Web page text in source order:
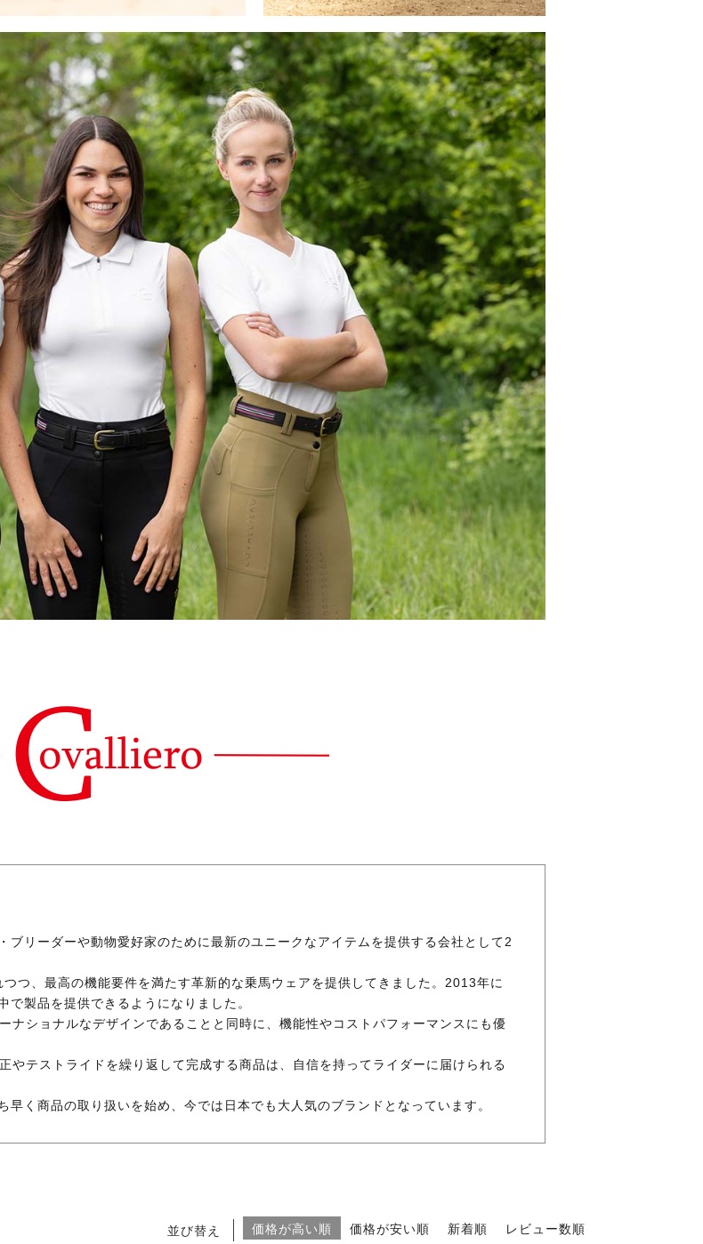
リーダーや動物愛好家のために最新のユニークなアイテムを提供する会社として2
つ、最高の機能要件を満たす革新的な乗馬ウェアを提供してきました。2013年に
製品を提供できるようになりました。
ナショナルなデザインであることと同時に、機能性やコストパフォーマンスにも優
やテストライドを繰り返して完成する商品は、自信を持ってライダーに届けられる
く商品の取り扱いを始め、今では日本でも大人気のブランドとなっています。
並び替え 価格が高い順 価格が安い順 新着順 レビュー数順